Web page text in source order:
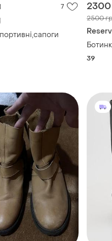
7 2300
2500
39